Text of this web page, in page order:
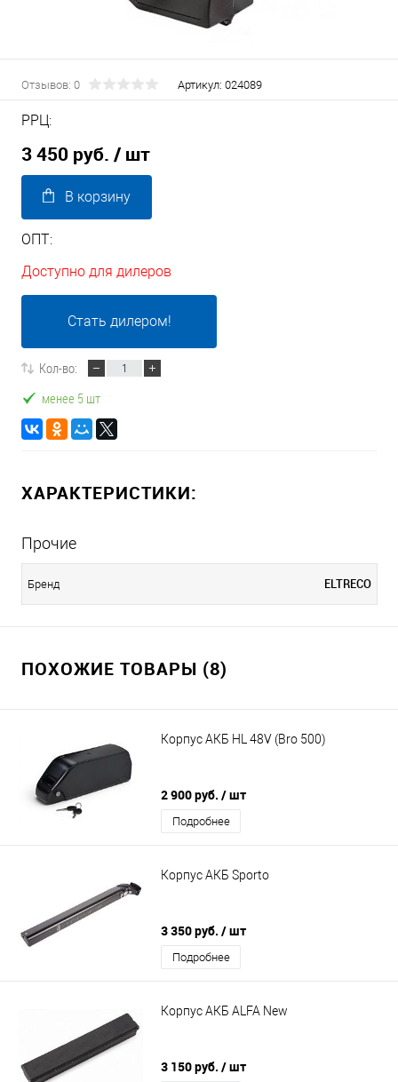
Отзывов: 0 Артикул: 024089
РРЦ:
3 450 руб. / шт
В корзину
ОПТ:
Доступно для дилеров
Стать дилером!
Кол-во:
менее 5 шт
ХАРАКТЕРИСТИКИ:
Прочие
Бренд ELTRECO
ПОХОЖИЕ ТОВАРЫ (8)
Корпус АКБ HL 48V (Bro 500)
2 900 руб. / шт
Подробнее
Корпус АКБ Sporto
3 350 руб. / шт
Подробнее
Корпус АКБ ALFA New
3 150 руб. / шт